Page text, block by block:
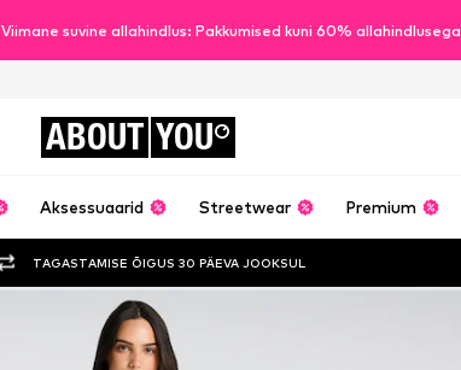
Viimane suvine allahindlus: Pakkumised kuni 60% allahindlusega
ABOUT YOU
Aksessuaarid Streetwear Premium
TAGASTAMISE ÕIGUS 30 PÄEVA JOOKSUL